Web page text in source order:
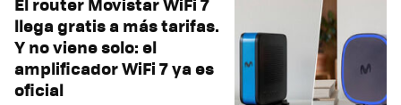
llega gratis a más tarifas.
Y no viene solo: el
amplificador WiFi 7 ya es
oficial